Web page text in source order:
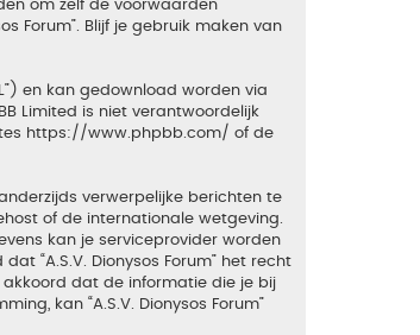
om zelf de voorwaarden
Forum”. Blijf je gebruik maken van
en kan gedownload worden via
Limited is niet verantwoordelijk
https://www.phpbb.com/ of de
verwerpelijke berichten te
of de internationale wetgeving.
kan je serviceprovider worden
“A.S.V. Dionysos Forum” het recht
dat de informatie die je bij
kan “A.S.V. Dionysos Forum”